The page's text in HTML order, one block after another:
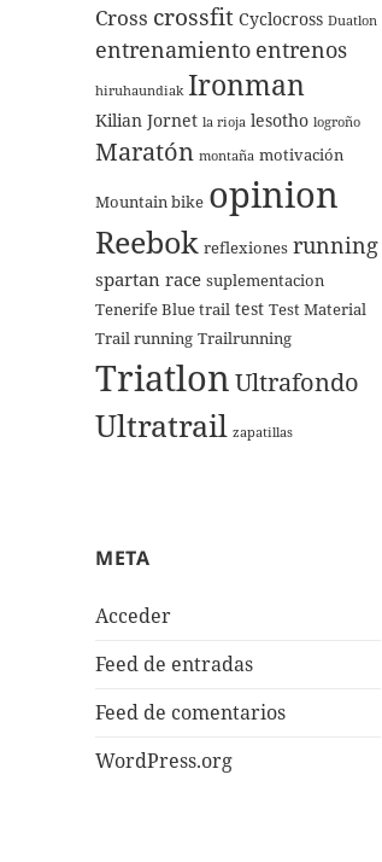
Cross crossfit Cyclocross Duatlon
entrenamiento entrenos
hiruhaundiak Ironman
Kilian Jornet la rioja lesotho logroño
Maratón montaña motivación
Mountain bike opinion
Reebok reflexiones running
spartan race suplementacion
Tenerife Blue trail test Test Material
Trail running Trailrunning
TriatlonUltrafondo
Ultratrail zapatillas
META
Acceder
Feed de entradas
Feed de comentarios
WordPress.org